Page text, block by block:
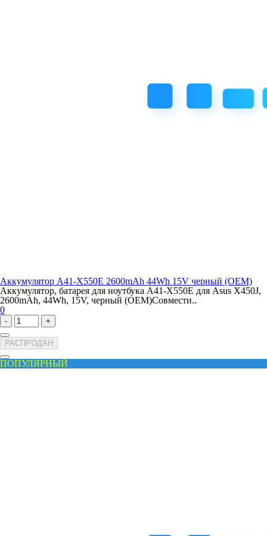
Аккумулятор A41-X550E 2600mAh 44Wh 15V черный (OEM)
Аккумулятор, батарея для ноутбука A41-X550E для Asus X450J,
2600mAh, 44Wh, 15V, черный (OEM)Совмести..
0
- +
РАСПРОДАН
ПОПУЛЯРНЫЙ